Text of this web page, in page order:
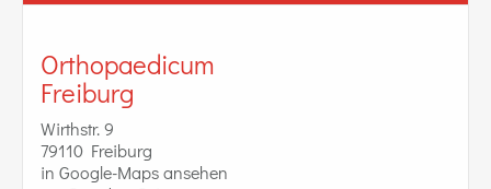
Orthopaedicum
Freiburg
Wirthstr. 9
79110 Freiburg
in Google-Maps ansehen